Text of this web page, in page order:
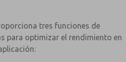
tres funciones de
para optimizar el rendimiento en